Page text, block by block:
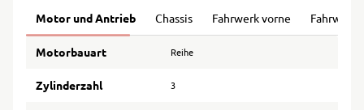
Motor und Antrieb Chassis Fahrwerk vorne Fahrwerk
Motorbauart Reihe
Zylinderzahl 3